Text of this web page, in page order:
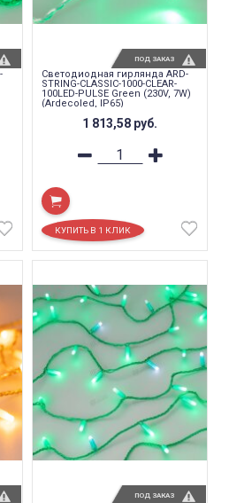
Светодиодная гирлянда ARD-
STRING-CLASSIC-1000-CLEAR-
100LED-PULSE Green (230V, 7W)
(Ardecoled, IP65)
1 813,58 руб.
ПОД ЗАКАЗ
ПОД ЗАКАЗ